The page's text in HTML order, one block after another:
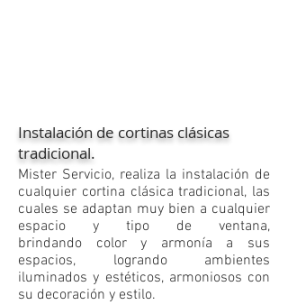
Instalación de cortinas clásicas
tradicional.
​Mister Servicio, realiza la instalación de
cualquier cortina clásica tradicional, las
cuales se adaptan muy bien a cualquier
espacio y tipo de ventana,
brindando color y armonía a sus
espacios, logrando ambientes
iluminados y estéticos, armoniosos con
su decoración y estilo.